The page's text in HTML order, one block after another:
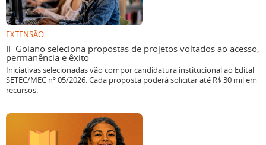
EXTENSÃO
IF Goiano seleciona propostas de projetos voltados ao acesso,
permanência e êxito
Iniciativas selecionadas vão compor candidatura institucional ao Edital
SETEC/MEC nº 05/2026. Cada proposta poderá solicitar até R$ 30 mil em
recursos.